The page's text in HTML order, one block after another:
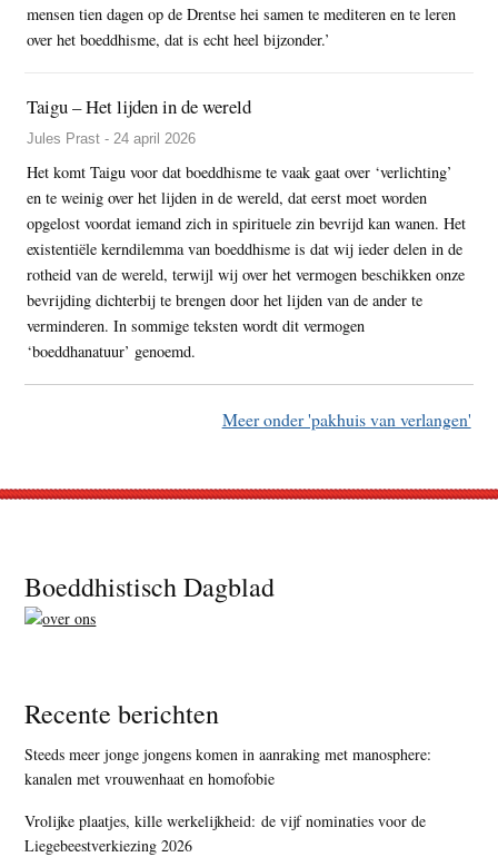
mensen tien dagen op de Drentse hei samen te mediteren en te leren
over het boeddhisme, dat is echt heel bijzonder.’
Taigu – Het lijden in de wereld
Jules Prast - 24 april 2026
Het komt Taigu voor dat boeddhisme te vaak gaat over ‘verlichting’
en te weinig over het lijden in de wereld, dat eerst moet worden
opgelost voordat iemand zich in spirituele zin bevrijd kan wanen. Het
existentiële kerndilemma van boeddhisme is dat wij ieder delen in de
rotheid van de wereld, terwijl wij over het vermogen beschikken onze
bevrijding dichterbij te brengen door het lijden van de ander te
verminderen. In sommige teksten wordt dit vermogen
‘boeddhanatuur’ genoemd.
Meer onder 'pakhuis van verlangen'
Footer
Boeddhistisch Dagblad
Recente berichten
Steeds meer jonge jongens komen in aanraking met manosphere:
kanalen met vrouwenhaat en homofobie
Vrolijke plaatjes, kille werkelijkheid: de vijf nominaties voor de
Liegebeestverkiezing 2026